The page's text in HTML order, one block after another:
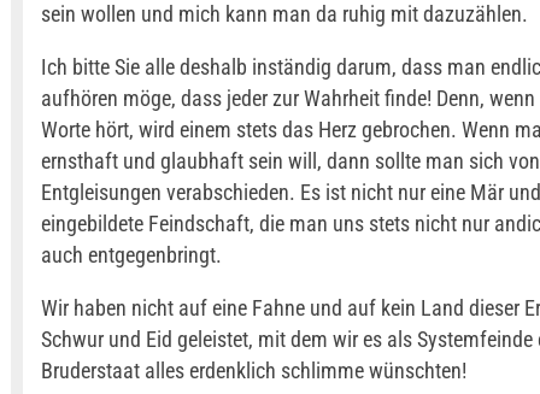
sein wollen und mich kann man da ruhig mit dazuzählen.
Ich bitte Sie alle deshalb inständig darum, dass man
aufhören möge, dass jeder zur Wahrheit finde! Denn,
Worte hört, wird einem stets das Herz gebrochen. Wenn
ernsthaft und glaubhaft sein will, dann sollte man sich
Entgleisungen verabschieden. Es ist nicht nur eine Mär
eingebildete Feindschaft, die man uns stets nicht nur
auch entgegenbringt.
Wir haben nicht auf eine Fahne und auf kein Land dieser
Schwur und Eid geleistet, mit dem wir es als Systemfeinde
Bruderstaat alles erdenklich schlimme wünschten!